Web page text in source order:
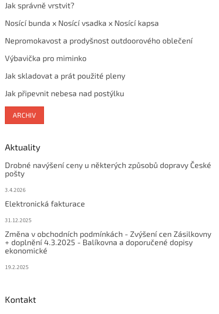
Jak správně vrstvit?
Nosící bunda x Nosící vsadka x Nosící kapsa
Nepromokavost a prodyšnost outdoorového oblečení
Výbavička pro miminko
Jak skladovat a prát použité pleny
Jak připevnit nebesa nad postýlku
ARCHIV
Aktuality
Drobné navýšení ceny u některých způsobů dopravy České
pošty
3.4.2026
Elektronická fakturace
31.12.2025
Změna v obchodních podmínkách - Zvýšení cen Zásilkovny
+ doplnění 4.3.2025 - Balíkovna a doporučené dopisy
ekonomické
19.2.2025
Kontakt